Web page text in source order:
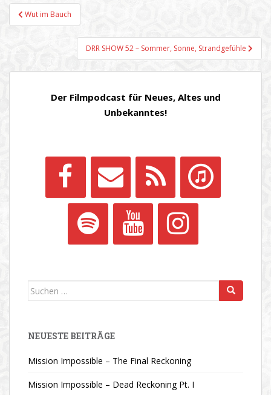
Beitragsnavigation
Wut im Bauch
DRR SHOW 52 – Sommer, Sonne, Strandgefühle
Der Filmpodcast für Neues, Altes und
Unbekanntes!
Suchen
NEUESTE BEITRÄGE
Mission Impossible – The Final Reckoning
Mission Impossible – Dead Reckoning Pt. I